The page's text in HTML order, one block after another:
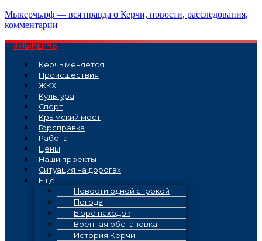
Перейти
к
Мыкерчь.рф — вся правда о Керчи, новости, расследования,
комментарии
#МЫКЕРЧЬ
Керчь меняется
Проиcшествия
ЖКХ
Культура
Спорт
Крымский мост
Горсправка
Работа
Цены
Наши проекты
Ситуация на дорогах
Еще
Новости одной строкой
Погода
Бюро находок
Военная обстановка
История Керчи